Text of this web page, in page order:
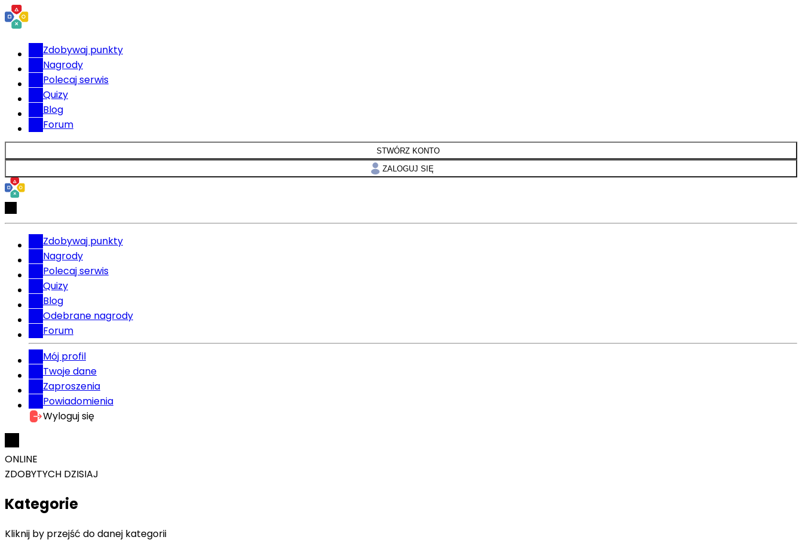
Zdobywaj punkty
Nagrody
Polecaj serwis
Quizy
Blog
Forum
STWÓRZ KONTO
ZALOGUJ SIĘ
Zdobywaj punkty
Nagrody
Polecaj serwis
Quizy
Blog
Odebrane nagrody
Forum
Mój profil
Twoje dane
Zaproszenia
Powiadomienia
Wyloguj się
ONLINE
ZDOBYTYCH DZISIAJ
Kategorie
Kliknij by przejść do danej kategorii